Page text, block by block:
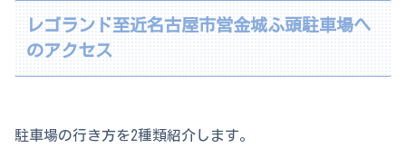
レゴランド至近名古屋市営金城ふ頭駐車場へ
のアクセス
駐車場の行き方を2種類紹介します。